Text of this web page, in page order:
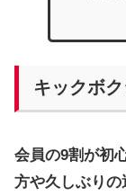
キックボ
会員の9割が初
方や久しぶり